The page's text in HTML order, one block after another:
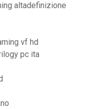
altadefinizione
vf hd
pc ita